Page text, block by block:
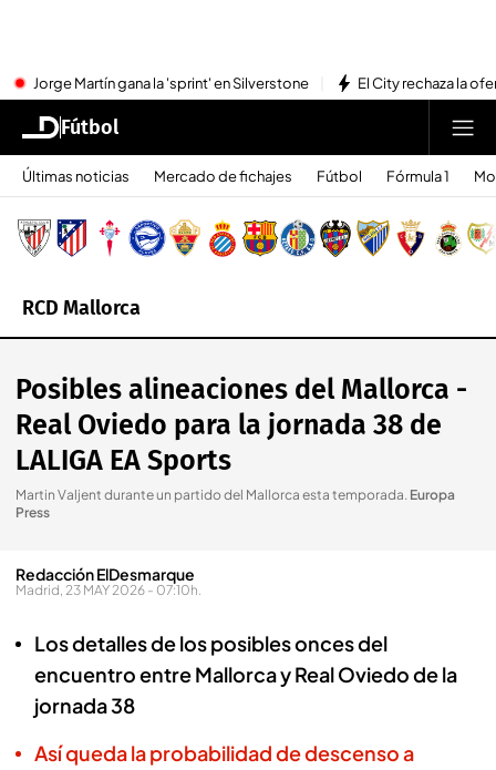
Jorge Martín gana la 'sprint' en Silverstone El City rechaza la
Fútbol
Últimas noticias Mercado de fichajes Fútbol Fórmula 1
RCD Mallorca
Posibles alineaciones del Mallorca -
Real Oviedo para la jornada 38 de
LALIGA EA Sports
Martin Valjent durante un partido del Mallorca esta temporada. Europa
Press
Redacción ElDesmarque
Madrid, 23 MAY 2026 - 07:10h.
Los detalles de los posibles onces del
encuentro entre Mallorca y Real Oviedo de la
jornada 38
Así queda la probabilidad de descenso a